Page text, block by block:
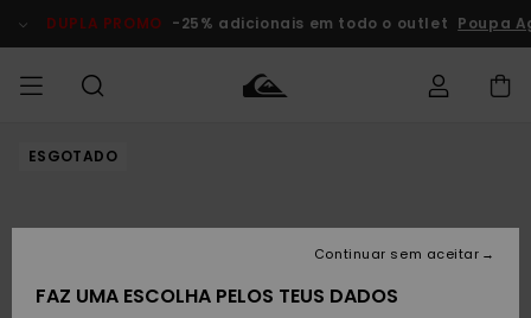
do
DUPLA PROMO -25% adicionais em todo o outlet Poupa
HOMEM
MENINO
MULHER
chegados
Crianças
Artigos
Criança
Devoluções
ESGOTADO
FAZ UMA ESCOLHA PELOS TEUS DADOS
Continuar sem aceitar